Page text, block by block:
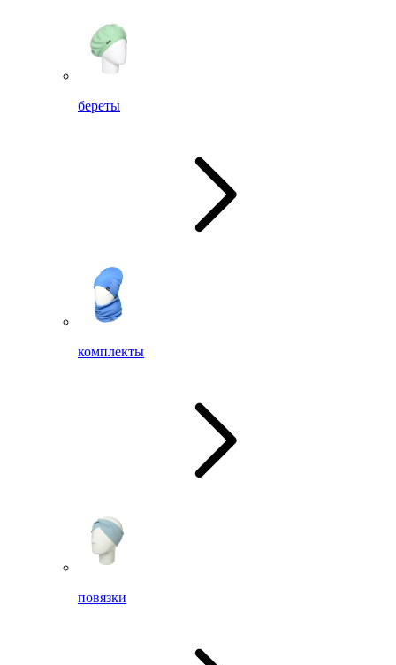
береты
комплекты
повязки